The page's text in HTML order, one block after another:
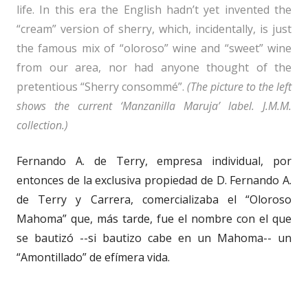
life. In this era the English hadn’t yet invented the
“cream” version of sherry, which, incidentally, is just
the famous mix of “oloroso” wine and “sweet” wine
from our area, nor had anyone thought of the
pretentious “Sherry consommé”. (The picture to the left
shows the current ‘Manzanilla Maruja’ label. J.M.M.
collection.)
Fernando A. de Terry, empresa individual, por
entonces de la exclusiva propiedad de D. Fernando A.
de Terry y Carrera, comercializaba el “Oloroso
Mahoma” que, más tarde, fue el nombre con el que
se bautizó --si bautizo cabe en un Mahoma-- un
“Amontillado” de efímera vida.